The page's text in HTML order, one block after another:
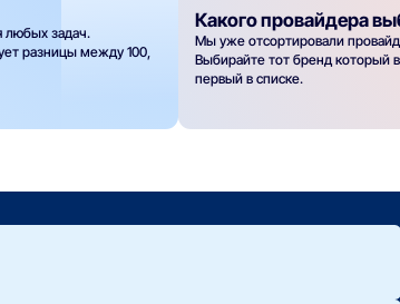
любых задач.
разницы между 100,
Какого провайдера
Мы уже отсортировали
Выбирайте тот бренд который
первый в списке.